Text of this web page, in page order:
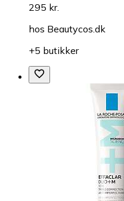
295 kr.
hos Beautycos.dk
+5 butikker